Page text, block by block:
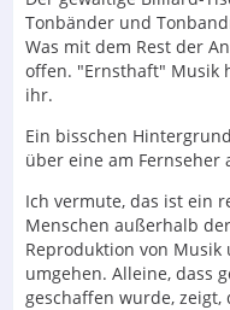
Tonbänder und
Was mit dem Rest der
offen. "Ernsthaft" Musik
ihr.
Ein bisschen
über eine am Fernseher
Ich vermute, das ist ein
Menschen außerhalb
Reproduktion von
umgehen. Alleine, dass
geschaffen wurde, zeigt,